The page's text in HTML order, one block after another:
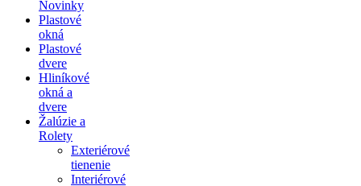
Novinky
Plastové
okná
Plastové
dvere
Hliníkové
okná a
dvere
Žalúzie a
Rolety
Exteriérové
tienenie
Interiérové